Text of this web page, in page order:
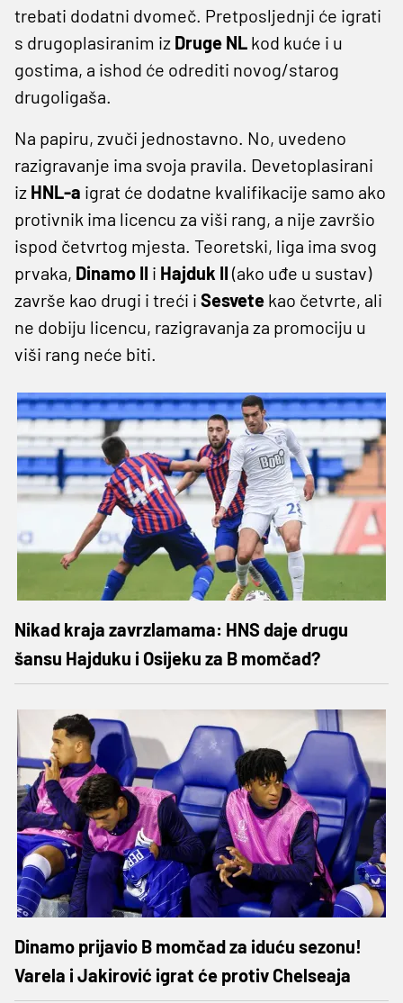
trebati dodatni dvomeč. Pretposljednji će igrati
s drugoplasiranim iz Druge NL kod kuće i u
gostima, a ishod će odrediti novog/starog
drugoligaša.
Na papiru, zvuči jednostavno. No, uvedeno
razigravanje ima svoja pravila. Devetoplasirani
iz HNL-a igrat će dodatne kvalifikacije samo ako
protivnik ima licencu za viši rang, a nije završio
ispod četvrtog mjesta. Teoretski, liga ima svog
prvaka, Dinamo II i Hajduk II (ako uđe u sustav)
završe kao drugi i treći i Sesvete kao četvrte, ali
ne dobiju licencu, razigravanja za promociju u
viši rang neće biti.
Nikad kraja zavrzlamama: HNS daje drugu
šansu Hajduku i Osijeku za B momčad?
Dinamo prijavio B momčad za iduću sezonu!
Varela i Jakirović igrat će protiv Chelseaja